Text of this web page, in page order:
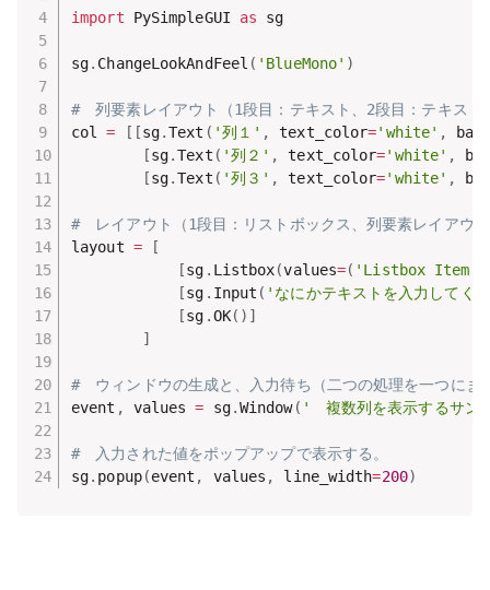
import PySimpleGUI as sg
sg. ChangeLookAndFeel ( 'BlueMono' )
#　列要素レイアウト（1段目：テキスト、2段目：テキス
col = [ [sg.Text ( '列１' , text_color='white' ,
[sg.Text ( '列２' , text_color='white' ,
[sg.Text ( '列３' , text_color='white' ,
#　レイアウト（1段目：リストボックス、列要素レイアウ
layout =
[
[sg . Listbox(values=( 'Listbox Item
[sg . Input ( 'なにかテキストを入力してく
[sg .OK( ) ]
]
#　ウィンドウの生成と、入力待ち（二つの処理を一つにま
event , values = sg.Window( '　複数列を表示するサン
#　入力された値をポップアップで表示する。
sg. popup(event , values , line_width=200)